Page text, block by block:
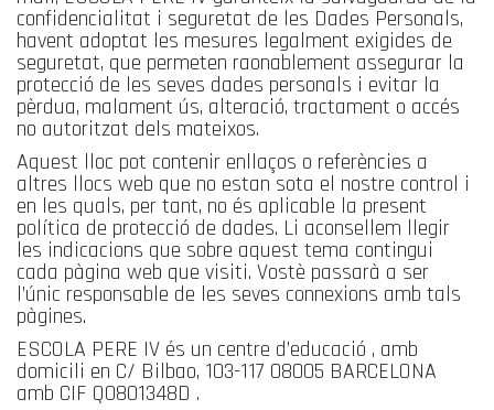
confidencialitat i seguretat de les Dades Personals,
havent adoptat les mesures legalment exigides de
seguretat, que permeten raonablement assegurar la
protecció de les seves dades personals i evitar la
pèrdua, malament ús, alteració, tractament o accés
no autoritzat dels mateixos.
Aquest lloc pot contenir enllaços o referències a
altres llocs web que no estan sota el nostre control i
en les quals, per tant, no és aplicable la present
política de protecció de dades. Li aconsellem llegir
les indicacions que sobre aquest tema contingui
cada pàgina web que visiti. Vostè passarà a ser
l’únic responsable de les seves connexions amb tals
pàgines.
ESCOLA PERE IV és un centre d’educació , amb
domicili en C/ Bilbao, 103-117 08005 BARCELONA
amb CIF Q0801348D .